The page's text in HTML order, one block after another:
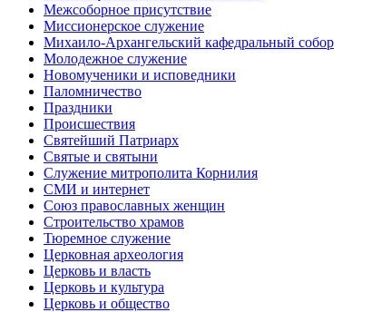
Межсоборное присутствие
Миссионерское служение
Михаило-Архангельский кафедральный собор
Молодежное служение
Новомученики и исповедники
Паломничество
Праздники
Происшествия
Святейший Патриарх
Святые и святыни
Служение митрополита Корнилия
СМИ и интернет
Союз православных женщин
Строительство храмов
Тюремное служение
Церковная археология
Церковь и власть
Церковь и культура
Церковь и общество